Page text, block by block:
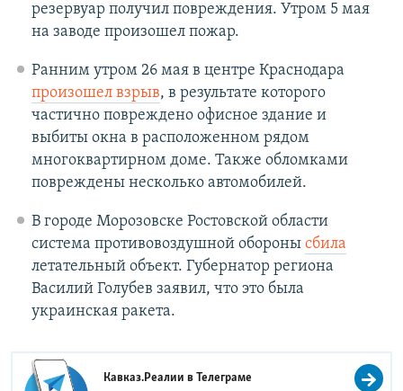
резервуар получил повреждения. Утром 5 мая
на заводе произошел пожар.
Ранним утром 26 мая в центре Краснодара
произошел взрыв, в результате которого
частично повреждено офисное здание и
выбиты окна в расположенном рядом
многоквартирном доме. Также обломками
повреждены несколько автомобилей.
В городе Морозовске Ростовской области
система противовоздушной обороны сбила
летательный объект. Губернатор региона
Василий Голубев заявил, что это была
украинская ракета.
Кавказ.Реалии вТелеграме